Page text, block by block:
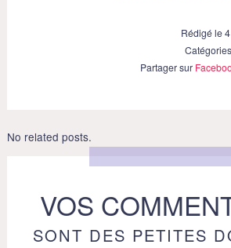
Rédigé le
Partager sur
No related posts.
VOS
SONT DES PETITES